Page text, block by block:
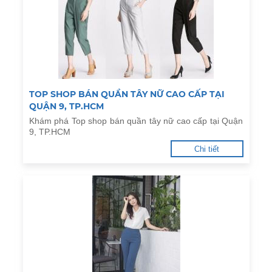
TOP SHOP BÁN QUẦN TÂY NỮ CAO CẤP TẠI
QUẬN 9, TP.HCM
Khám phá Top shop bán quần tây nữ cao cấp tại Quận
9, TP.HCM
Chi tiết